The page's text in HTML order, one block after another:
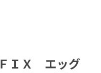
ＩＸ エッグ